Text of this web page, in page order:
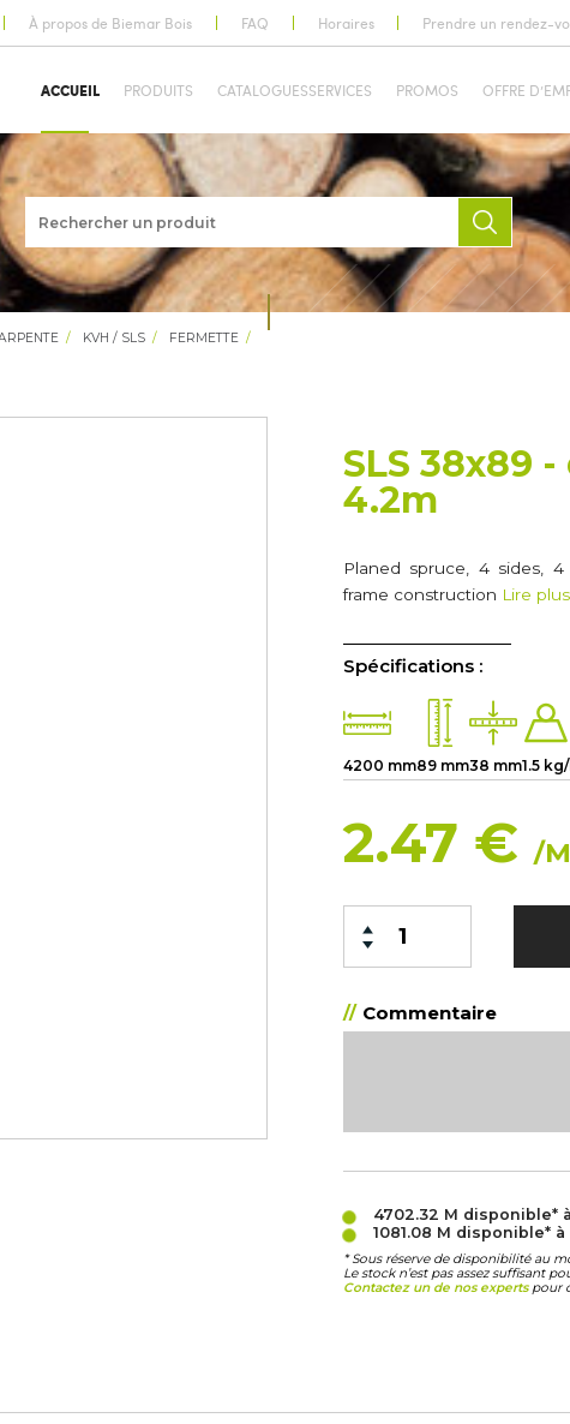
À propos de Biemar Bois FAQ Horaires Prendre un rendez-
ACCUEIL PRODUITS CATALOGUESSERVICES PROMOS OFFRE
KVH / SLS
FERMETTE
SLS 38x89
4.2m
Planed spruce, 4 sides,
frame construction Lire plus
Spécifications :
4200 mm89 mm38 mm1.5
2.47 € /
Commentaire
4702.32 M disponible*
1081.08 M disponible* à
* Sous réserve de disponibilité au
Le stock n’est pas assez suffisant
Contactez un de nos expertspour